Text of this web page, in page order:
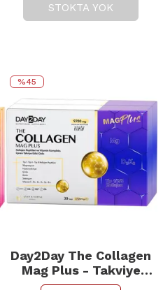
STOKTA YOK
%45
Day2Day The Collagen
Mag Plus - Takviye
Edici Gıda 30 Şase